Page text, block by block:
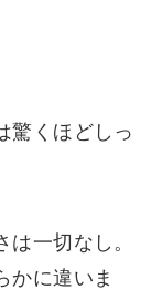
驚くほどしっ
一切なし。
かに違いま